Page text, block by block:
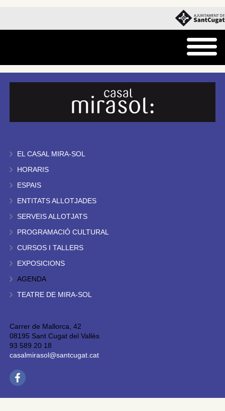
EL CASAL MIRA-SOL
HORARIS
ESPAIS
ENTITATS ALLOTJADES
SERVEIS ALLOTJATS
PROGRAMACIÓ CULTURAL
CURSOS I TALLERS
EXPOSICIONS
AGENDA
TEATRE DE MIRA-SOL
Carrer de Mallorca, 42
08195 Sant Cugat del Vallès
93 589 20 18
casalmirasol@santcugat.cat